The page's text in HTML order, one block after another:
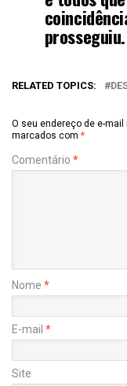
prosseguiu.
RELATED TOPICS:
O seu endereço de e-mail
marcados com *
Comentário *
Nome *
E-mail *
Site